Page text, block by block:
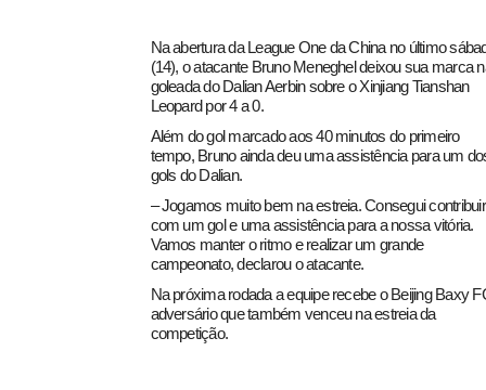
Na abertura da League One da China no último
(14), o atacante Bruno Meneghel deixou sua marca
goleada do Dalian Aerbin sobre o Xinjiang Tianshan
Leopard por 4 a 0.
Além do gol marcado aos 40 minutos do primeiro
tempo, Bruno ainda deu uma assistência para um
gols do Dalian.
– Jogamos muito bem na estreia. Consegui contribuir
com um gol e uma assistência para a nossa vitória.
Vamos manter o ritmo e realizar um grande
campeonato, declarou o atacante.
Na próxima rodada a equipe recebe o Beijing Baxy
adversário que também venceu na estreia da
competição.